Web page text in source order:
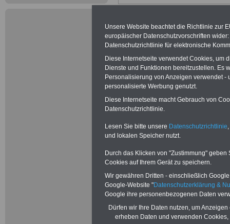
abschließen!
Neu
Beamte
Das beliebte
und Beamte"
Unsere Website beachtet die Richtlinie zur
europäischer Datenschutzvorschriften
Datenschutzrichtlinie für elektronische
Diese Internetseite verwendet Cookies, um
Dienste und Funktionen bereitzustellen. Es
Personalisierung von Anzeigen verwendet
personalisierte Werbung genutzt.
Diese Internetseite macht Gebrauch von
Datenschutzrichtlinie.
Lesen Sie bitte unsere Datenschutzrichtlinie
und lokalen Speicher nutzt.
Durch das Klicken von "Zustimmung"
Cookies auf Ihrem Gerät zu speichern.
Wir gewähren Dritten - einschließlich
Google-Website "Datenschutzerklärung &
Google ihre personenbezogenen Daten
Dürfen wir Ihre Daten nutzen, um
erheben Daten und verwenden